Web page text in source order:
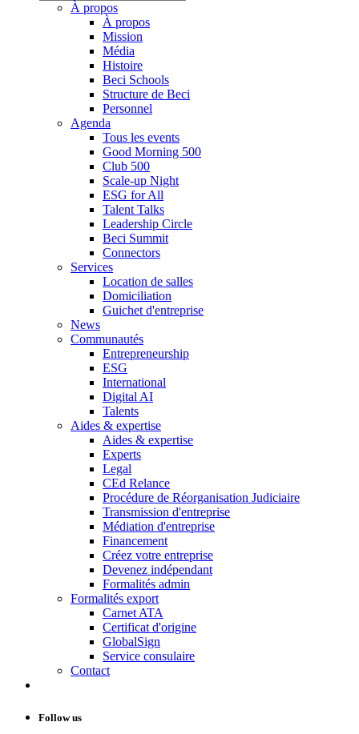
À propos
À propos
Mission
Média
Histoire
Beci Schools
Structure de Beci
Personnel
Agenda
Tous les events
Good Morning 500
Club 500
Scale-up Night
ESG for All
Talent Talks
Leadership Circle
Beci Summit
Connectors
Services
Location de salles
Domiciliation
Guichet d'entreprise
News
Communautés
Entrepreneurship
ESG
International
Digital AI
Talents
Aides & expertise
Aides & expertise
Experts
Legal
CEd Relance
Procédure de Réorganisation Judiciaire
Transmission d'entreprise
Médiation d'entreprise
Financement
Créez votre entreprise
Devenez indépendant
Formalités admin
Formalités export
Carnet ATA
Certificat d'origine
GlobalSign
Service consulaire
Contact
Follow us